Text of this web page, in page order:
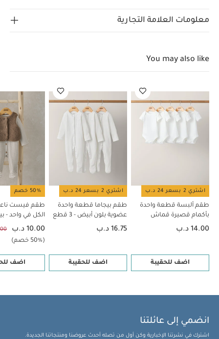
تشتري هذا المنتج:
الأبعاد
الارتفاع: 21 x العرض: 16 x العمق: 8 سم
قصيرة قماش عضوي بلون أبيض - 5 قطع
طقم بيجاما قطعة واحدة
عضوية بلون أبيض - 3 قطع
طقم فيست ناعم ولباس الكل في واحد - بيج
رمبر وافل روب بتصميم أرنب
معلومات العلامة التجارية
You may also like
اشتري 2 بسعر 24 د.ب
طقم ألبسة قطعة واحدة
بأكمام قصيرة قماش
عضوي بلون أبيض - 5 قطع
14.00 د.ب
اضف للحقيبة
اشتري 2 بسعر 24 د.ب
طقم بيجاما قطعة واحدة
عضوية بلون أبيض - 3 قطع
16.75 د.ب
اضف للحقيبة
50% خصم
طقم فيست
الكل في واحد -
10.00 د.ب
(50% خصم)
اضف
انضمي إلى عائلتنا
اشترك في نشرتنا الإخبارية وكن أول من تصله أحدث عروضنا ومنتجاتنا الجديدة.